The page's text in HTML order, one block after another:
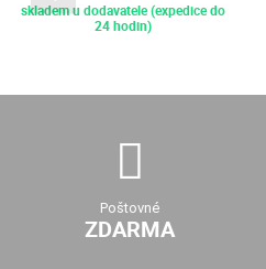
skladem u dodavatele (expedice do
24 hodin)
Poštovné
ZDARMA